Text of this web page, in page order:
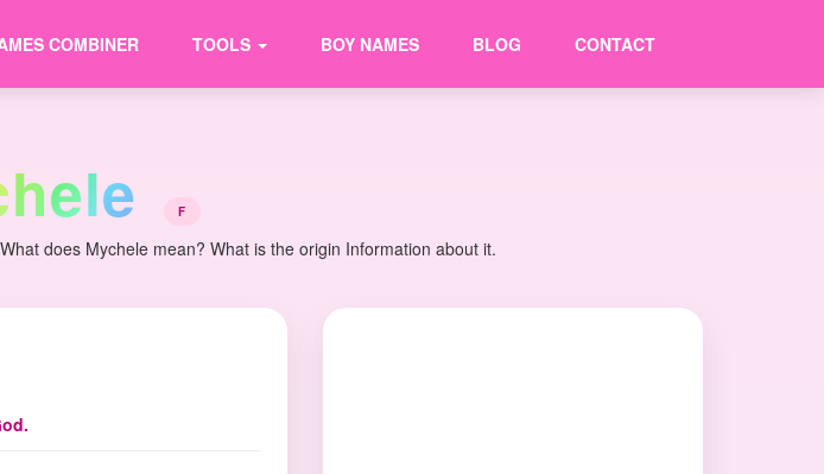
COMBINER TOOLS BOY NAMES BLOG CONTACT
hele F
does Mychele mean? What is the origin Information about it.